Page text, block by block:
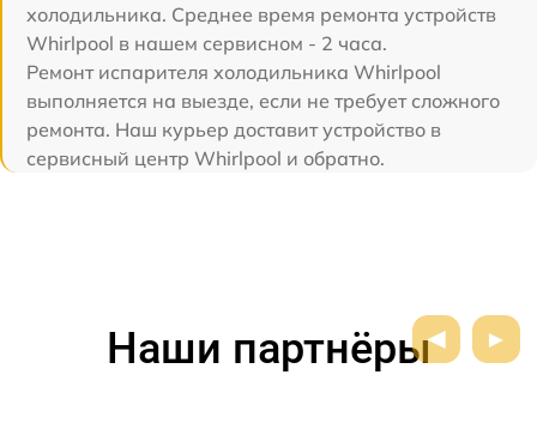
холодильника. Среднее время ремонта устройств
Whirlpool в нашем сервисном - 2 часа.
Ремонт испарителя холодильника Whirlpool
выполняется на выезде, если не требует сложного
ремонта. Наш курьер доставит устройство в
сервисный центр Whirlpool и обратно.
Наши партнёры